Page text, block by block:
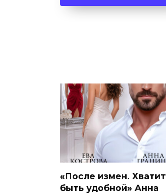
«После измен. Хватит
быть удобной» Анна